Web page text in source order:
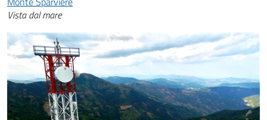
Vista dal mare